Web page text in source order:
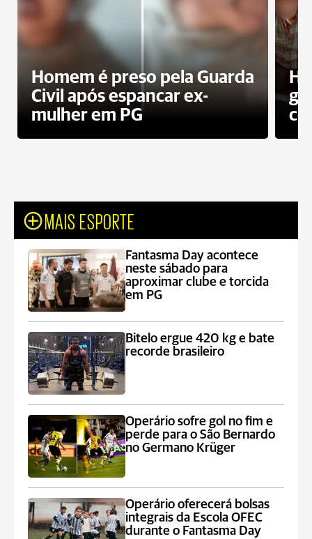
Homem é preso pela Guarda
Civil após espancar ex-
mulher em PG
MAIS ESPORTE
Fantasma Day acontece
neste sábado para
aproximar clube e torcida
em PG
Bitelo ergue 420 kg e bate
recorde brasileiro
Operário sofre gol no fim e
perde para o São Bernardo
no Germano Krüger
Operário oferecerá bolsas
integrais da Escola OFEC
durante o Fantasma Day